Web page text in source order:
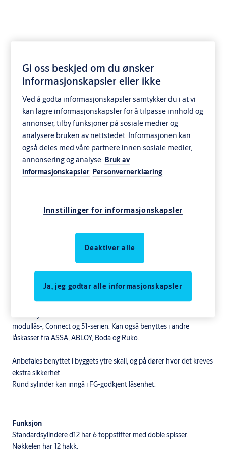
SY1286C SEC ny rund
dobbel sett
Komplette sylindersett, rund dobbelsylinder med
bakkantfeste, ny type
Anvendelse
modullås-, Connect og 51-serien. Kan også benyttes i andre
låskasser fra ASSA, ABLOY, Boda og Ruko.
Anbefales benyttet i byggets ytre skall, og på dører hvor det kreves
ekstra sikkerhet.
Rund sylinder kan inngå i FG-godkjent låsenhet.
Funksjon
Standardsylindere d12 har 6 toppstifter med doble spisser.
Nøkkelen har 12 hakk.
Gi oss beskjed om du ønsker
informasjonskapsler eller ikke
Ved å godta informasjonskapsler samtykker du i at vi
kan lagre informasjonskapsler for å tilpasse innhold og
annonser, tilby funksjoner på sosiale medier og
analysere bruken av nettstedet. Informasjonen kan
også deles med våre partnere innen sosiale medier,
annonsering og analyse. Bruk av
informasjonskapsler Personvernerklæring
Innstillinger for informasjonskapsler
Deaktiver alle
Ja, jeg godtar alle informasjonskapsler